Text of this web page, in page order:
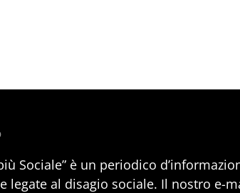
Sociale” è un periodico
legate al disagio sociale. Il nostro e-